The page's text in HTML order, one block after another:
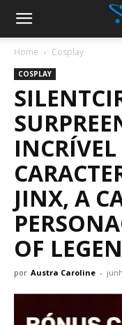
Home Cosplay
COSPLAY
INCRÍVEL
JINX, A
OF
por Austra Caroline -